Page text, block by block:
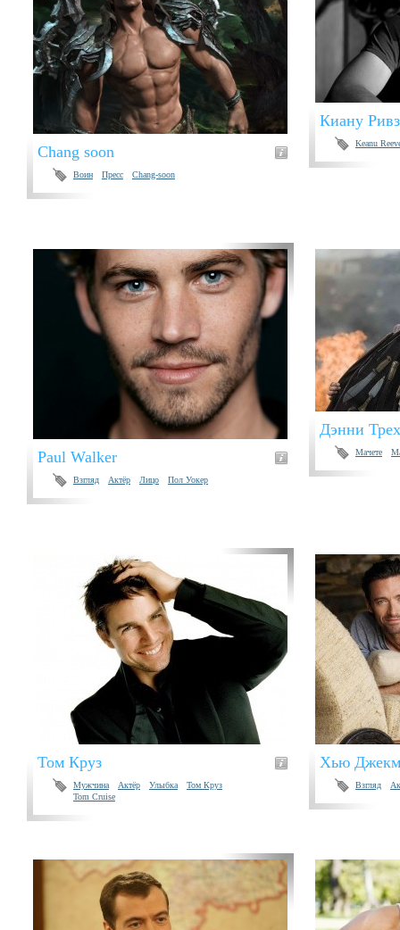
Chang soon
Воин Пресс Chang-soon
Киану Ривз
Keanu
Paul Walker
Взгляд Актёр Лицо Пол Уокер
Дэнни
Мачете
Том Круз
Мужчина Актёр Улыбка
Том Круз
Tom Cruise
Хью
Взгляд